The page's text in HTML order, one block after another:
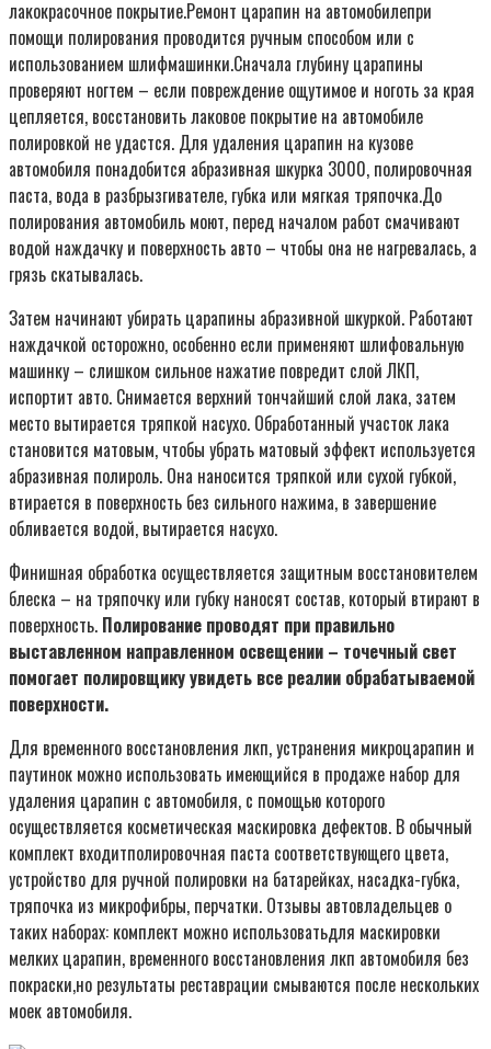
лакокрасочное покрытие.Ремонт царапин на автомобилепри
помощи полирования проводится ручным способом или с
использованием шлифмашинки.Сначала глубину царапины
проверяют ногтем – если повреждение ощутимое и ноготь за края
цепляется, восстановить лаковое покрытие на автомобиле
полировкой не удастся. Для удаления царапин на кузове
автомобиля понадобится абразивная шкурка 3000, полировочная
паста, вода в разбрызгивателе, губка или мягкая тряпочка.До
полирования автомобиль моют, перед началом работ смачивают
водой наждачку и поверхность авто – чтобы она не нагревалась, а
грязь скатывалась.
Затем начинают убирать царапины абразивной шкуркой. Работают
наждачкой осторожно, особенно если применяют шлифовальную
машинку – слишком сильное нажатие повредит слой ЛКП,
испортит авто. Снимается верхний тончайший слой лака, затем
место вытирается тряпкой насухо. Обработанный участок лака
становится матовым, чтобы убрать матовый эффект используется
абразивная полироль. Она наносится тряпкой или сухой губкой,
втирается в поверхность без сильного нажима, в завершение
обливается водой, вытирается насухо.
Финишная обработка осуществляется защитным восстановителем
блеска – на тряпочку или губку наносят состав, который втирают в
поверхность. Полирование проводят при правильно
выставленном направленном освещении – точечный свет
помогает полировщику увидеть все реалии обрабатываемой
поверхности.
Для временного восстановления лкп, устранения микроцарапин и
паутинок можно использовать имеющийся в продаже набор для
удаления царапин с автомобиля, с помощью которого
осуществляется косметическая маскировка дефектов. В обычный
комплект входитполировочная паста соответствующего цвета,
устройство для ручной полировки на батарейках, насадка-губка,
тряпочка из микрофибры, перчатки. Отзывы автовладельцев о
таких наборах: комплект можно использоватьдля маскировки
мелких царапин, временного восстановления лкп автомобиля без
покраски,но результаты реставрации смываются после нескольких
моек автомобиля.